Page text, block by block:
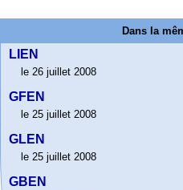
Dans la
LIEN
le 26 juillet 2008
GFEN
le 25 juillet 2008
GLEN
le 25 juillet 2008
GBEN